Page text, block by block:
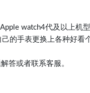
watch4代及以上机
己的手表更换上各种好看
答或者联系客服。